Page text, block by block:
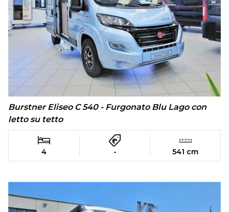
Burstner Eliseo C 540 - Furgonato Blu Lago con
letto su tetto
4 - 541 cm